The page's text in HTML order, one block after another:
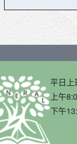
平日上
上午
下午